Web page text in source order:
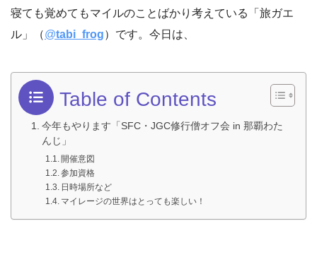
寝ても覚めてもマイルのことばかり考えている「旅ガエ
ル」（@tabi_frog）です。今日は、
Table of Contents
今年もやります「SFC・JGC修行僧オフ会 in 那覇わた
んじ」
開催意図
参加資格
日時場所など
マイレージの世界はとっても楽しい！